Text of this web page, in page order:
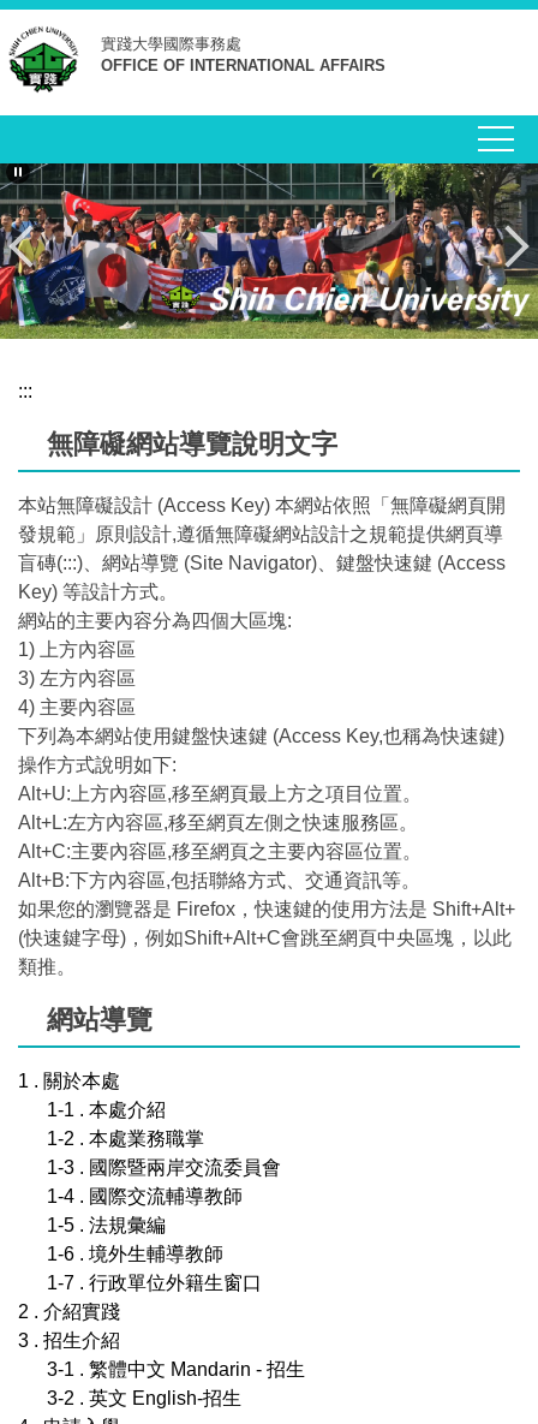
跳
到
主
要
容
區
實踐大學國際事務處
OFFICE OF INTERNATIONAL AFFAIRS
:::
無障礙網站導覽說明文字
本站無障礙設計 (Access Key) 本網站依照「無障礙網頁開
發規範」原則設計,遵循無障礙網站設計之規範提供網頁導
盲磚(:::)、網站導覽 (Site Navigator)、鍵盤快速鍵 (Access
Key) 等設計方式。
網站的主要內容分為四個大區塊:
1) 上方內容區
3) 左方內容區
4) 主要內容區
下列為本網站使用鍵盤快速鍵 (Access Key,也稱為快速鍵)
操作方式說明如下:
Alt+U:上方內容區,移至網頁最上方之項目位置。
Alt+L:左方內容區,移至網頁左側之快速服務區。
Alt+C:主要內容區,移至網頁之主要內容區位置。
Alt+B:下方內容區,包括聯絡方式、交通資訊等。
如果您的瀏覽器是 Firefox，快速鍵的使用方法是 Shift+Alt+
(快速鍵字母)，例如Shift+Alt+C會跳至網頁中央區塊，以此
類推。
網站導覽
1 . 關於本處
1-1 . 本處介紹
1-2 . 本處業務職掌
1-3 . 國際暨兩岸交流委員會
1-4 . 國際交流輔導教師
1-5 . 法規彙編
1-6 . 境外生輔導教師
1-7 . 行政單位外籍生窗口
2 . 介紹實踐
3 . 招生介紹
3-1 . 繁體中文 Mandarin - 招生
3-2 . 英文 English-招生